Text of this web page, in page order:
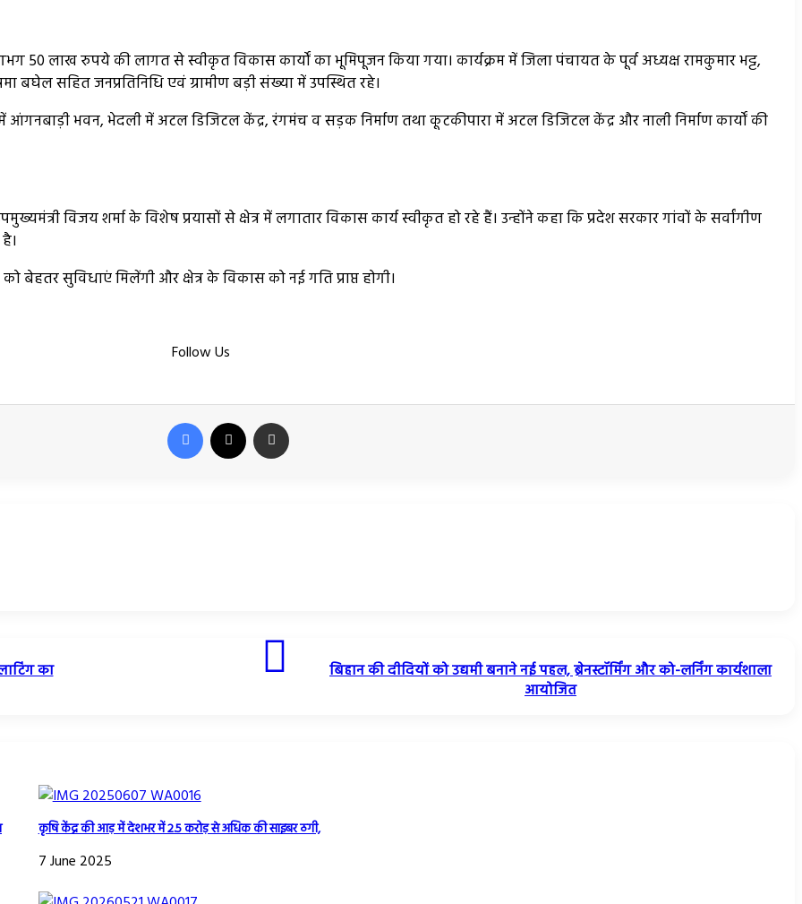
50 लाख रुपये की लागत से स्वीकृत विकास कार्यों का भूमिपूजन किया गया। कार्यक्रम में जिला पंचायत के पूर्व अध्यक्ष रामकुमार भट्ट,
बघेल सहित जनप्रतिनिधि एवं ग्रामीण बड़ी संख्या में उपस्थित रहे।
भवन, भेदली में अटल डिजिटल केंद्र, रंगमंच व सड़क निर्माण तथा कूटकीपारा में अटल डिजिटल केंद्र और नाली निर्माण कार्यों की
विजय शर्मा के विशेष प्रयासों से क्षेत्र में लगातार विकास कार्य स्वीकृत हो रहे हैं। उन्होंने कहा कि प्रदेश सरकार गांवों के सर्वांगीण
बेहतर सुविधाएं मिलेंगी और क्षेत्र के विकास को नई गति प्राप्त होगी।
Follow Us
Facebook
का
बिहान की दीदियों को उद्यमी बनाने नई पहल, ब्रेनस्टॉर्मिंग और को-लर्निंग कार्यशाला
आयोजित
कृषि केंद्र की आड़ में देशभर में 2.5 करोड़ से अधिक की साइबर ठगी,
7 June 2025